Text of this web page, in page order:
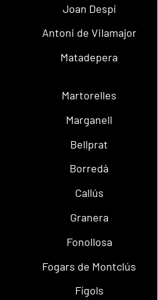
Joan Despí
Antoni de Vilamajor
Matadepera
Martorelles
Marganell
Bellprat
Borredà
Callús
Granera
Fonollosa
Fogars de Montclús
Fígols